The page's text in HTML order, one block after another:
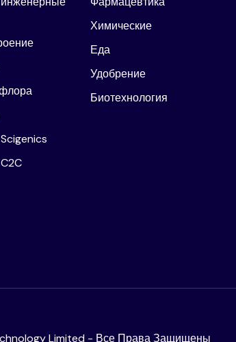
Химические
Еда
Удобрение
Биотехнология
Limited - Все Права Защищены